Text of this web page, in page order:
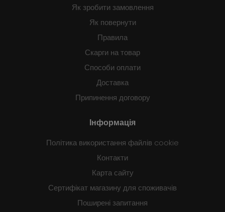
Як зробити замовлення
Як повернути
Правила
Скарги на товар
Способи оплати
Доставка
Припинення договору
Інформація
Політика використання файлів cookie
Контакти
Карта сайту
Сертифікат магазину для споживачів
Поширені запитання